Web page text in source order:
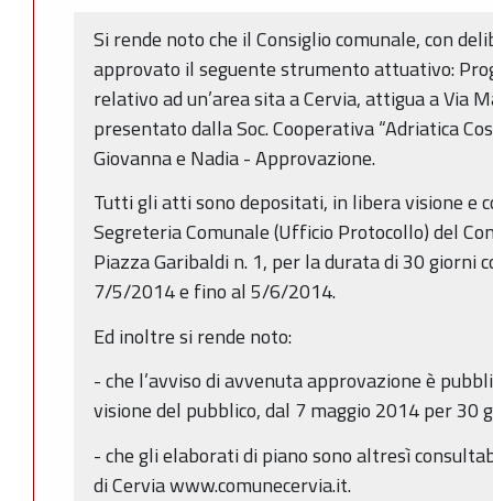
Si rende noto che il Consiglio comunale, con
approvato il seguente strumento attuativo:
relativo ad un’area sita a Cervia, attigua a Via
presentato dalla Soc. Cooperativa “Adriatica
Giovanna e Nadia - Approvazione.
Tutti gli atti sono depositati, in libera visione e
Segreteria Comunale (Ufficio Protocollo) del
Piazza Garibaldi n. 1, per la durata di 30 giorni
7/5/2014 e fino al 5/6/2014.
Ed inoltre si rende noto:
- che l’avviso di avvenuta approvazione è
visione del pubblico, dal 7 maggio 2014 per 30
- che gli elaborati di piano sono altresì
di Cervia www.comunecervia.it.